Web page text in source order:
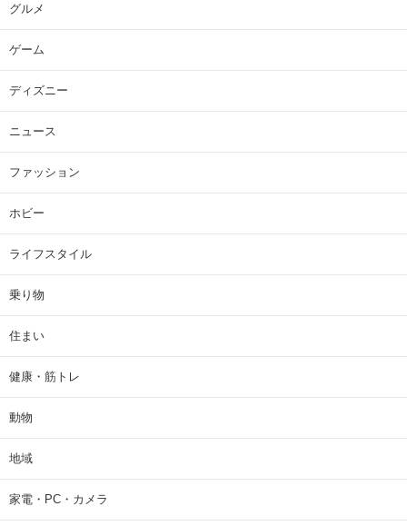
グルメ
ゲーム
ディズニー
ニュース
ファッション
ホビー
ライフスタイル
乗り物
住まい
健康・筋トレ
動物
地域
家電・PC・カメラ